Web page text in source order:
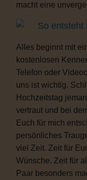
macht eine
So entsteht
Alles beginnt mit
kostenlosen
Telefon oder
uns ist wichtig.
Hochzeitstag
vertraut und bei
Euch für mich
persönliches
viel Zeit. Zeit für
Wünsche. Zeit für
Paar besonders